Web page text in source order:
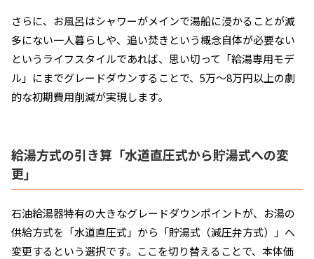
さらに、お風呂はシャワーがメインで湯船に浸かることが滅
多にない一人暮らしや、追い焚きという概念自体が必要ない
というライフスタイルであれば、思い切って「給湯専用モデ
ル」にまでグレードダウンすることで、5万〜8万円以上の劇
的な初期費用削減が実現します。
給湯方式の引き算「水道直圧式から貯湯式への変
更」
石油給湯器特有の大きなグレードダウンポイントが、お湯の
供給方式を「水道直圧式」から「貯湯式（減圧弁方式）」へ
変更するという選択です。ここを切り替えることで、本体価